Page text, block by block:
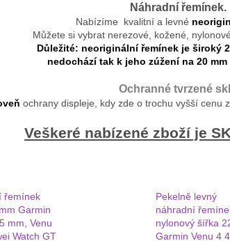
Náhradní řemínek.
Nabízíme kvalitní a levné
Můžete si vybrat nerezové, kožené,
Důležité: neoriginální řemínek je široký
nedochází tak k jeho zúžení na 20
Ochranné tvrzené
ochrany displeje, kdy zde o trochu vyšší cenu
Veškeré nabízené zboží je
řemínek
Garmin
mm, Venu
Watch GT
Pekelně levný
náhradní
nylonový šířka
Garmin Venu 4